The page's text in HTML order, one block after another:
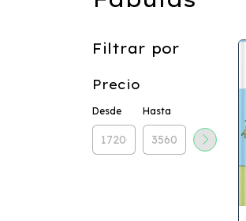
Filtrar por
Precio
Desde Hasta